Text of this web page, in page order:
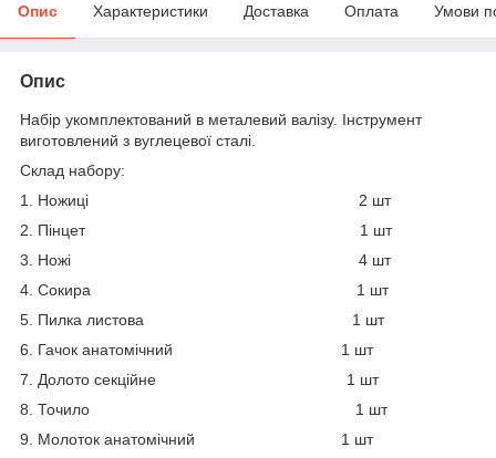
Опис Характеристики Доставка Оплата Умови
Опис
Набір укомплектований в металевий валізу. Інструмент
виготовлений з вуглецевої сталі.
Склад набору:
1. Ножиці 2 шт
2. Пінцет 1 шт
3. Ножі 4 шт
4. Сокира 1 шт
5. Пилка листова 1 шт
6. Гачок анатомічний 1 шт
7. Долото секційне 1 шт
8. Точило 1 шт
9. Молоток анатомічний 1 шт